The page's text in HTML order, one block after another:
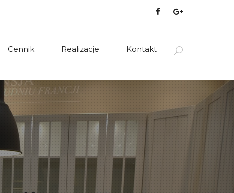
Cennik Realizacje Kontakt